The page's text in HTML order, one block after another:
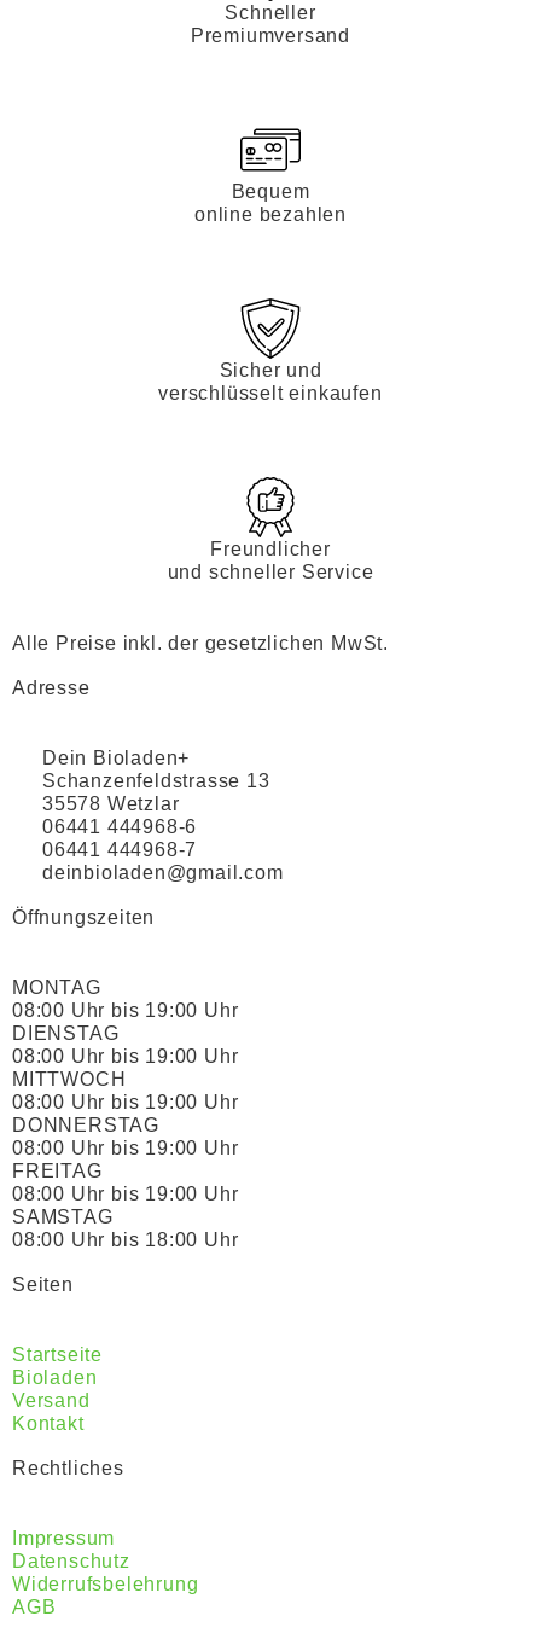
Schneller
Premiumversand
Bequem
online bezahlen
Sicher und
verschlüsselt einkaufen
Freundlicher
und schneller Service
Alle Preise inkl. der gesetzlichen MwSt.
Adresse
Dein Bioladen+
Schanzenfeldstrasse 13
35578 Wetzlar
06441 444968-6
06441 444968-7
deinbioladen@gmail.com
Öffnungszeiten
MONTAG
08:00 Uhr bis 19:00 Uhr
DIENSTAG
08:00 Uhr bis 19:00 Uhr
MITTWOCH
08:00 Uhr bis 19:00 Uhr
DONNERSTAG
08:00 Uhr bis 19:00 Uhr
FREITAG
08:00 Uhr bis 19:00 Uhr
SAMSTAG
08:00 Uhr bis 18:00 Uhr
Seiten
Startseite
Bioladen
Versand
Kontakt
Rechtliches
Impressum
Datenschutz
Widerrufsbelehrung
AGB